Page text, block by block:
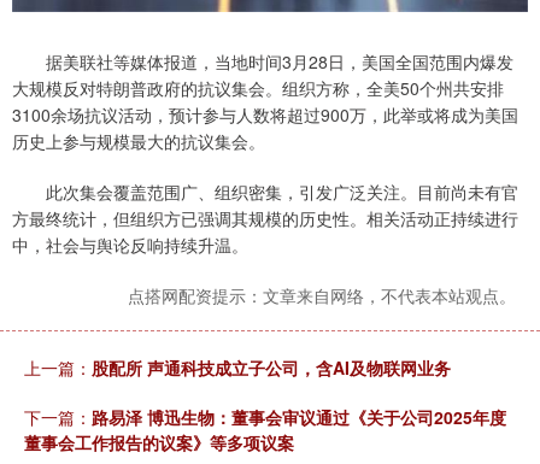
据美联社等媒体报道，当地时间3月28日，美国全国范围内爆发
大规模反对特朗普政府的抗议集会。组织方称，全美50个州共安排
3100余场抗议活动，预计参与人数将超过900万，此举或将成为美国
历史上参与规模最大的抗议集会。
此次集会覆盖范围广、组织密集，引发广泛关注。目前尚未有官
方最终统计，但组织方已强调其规模的历史性。相关活动正持续进行
中，社会与舆论反响持续升温。
点搭网配资提示：文章来自网络，不代表本站观点。
上一篇： 股配所 声通科技成立子公司，含AI及物联网业务
下一篇： 路易泽 博迅生物：董事会审议通过《关于公司2025年度
董事会工作报告的议案》等多项议案